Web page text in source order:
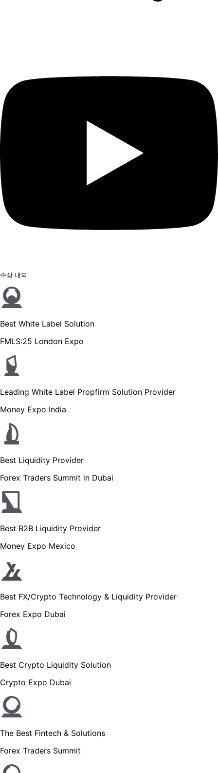
수상 내역
Best White Label Solution
FMLS:25 London Expo
Leading White Label Propfirm Solution Provider
Money Expo India
Best Liquidity Provider
Forex Traders Summit in Dubai
Best B2B Liquidity Provider
Money Expo Mexico
Best FX/Crypto Technology & Liquidity Provider
Forex Expo Dubai
Best Crypto Liquidity Solution
Crypto Expo Dubai
The Best Fintech & Solutions
Forex Traders Summit